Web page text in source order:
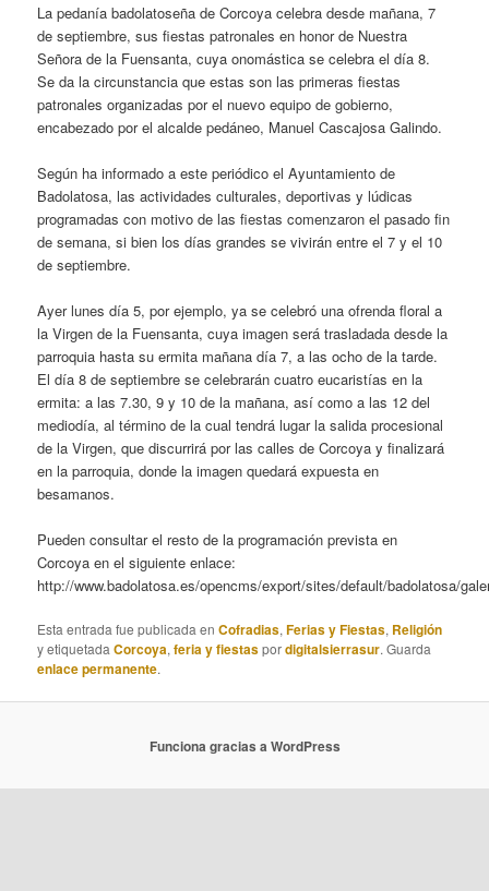
La pedanía badolatoseña de Corcoya celebra desde mañana, 7
de septiembre, sus fiestas patronales en honor de Nuestra
Señora de la Fuensanta, cuya onomástica se celebra el día 8.
Se da la circunstancia que estas son las primeras fiestas
patronales organizadas por el nuevo equipo de gobierno,
encabezado por el alcalde pedáneo, Manuel Cascajosa Galindo.
Según ha informado a este periódico el Ayuntamiento de
Badolatosa, las actividades culturales, deportivas y lúdicas
programadas con motivo de las fiestas comenzaron el pasado fin
de semana, si bien los días grandes se vivirán entre el 7 y el 10
de septiembre.
Ayer lunes día 5, por ejemplo, ya se celebró una ofrenda floral a
la Virgen de la Fuensanta, cuya imagen será trasladada desde la
parroquia hasta su ermita mañana día 7, a las ocho de la tarde.
El día 8 de septiembre se celebrarán cuatro eucaristías en la
ermita: a las 7.30, 9 y 10 de la mañana, así como a las 12 del
mediodía, al término de la cual tendrá lugar la salida procesional
de la Virgen, que discurrirá por las calles de Corcoya y finalizará
en la parroquia, donde la imagen quedará expuesta en
besamanos.
Pueden consultar el resto de la programación prevista en
Corcoya en el siguiente enlace:
http://www.badolatosa.es/opencms/export/sites/default/badolatosa/
Esta entrada fue publicada enCofradias,Ferias y Fiestas, Religión
y etiquetadaCorcoya,feria y fiestaspordigitalsierrasur. Guarda
enlace permanente.
Funciona gracias a WordPress